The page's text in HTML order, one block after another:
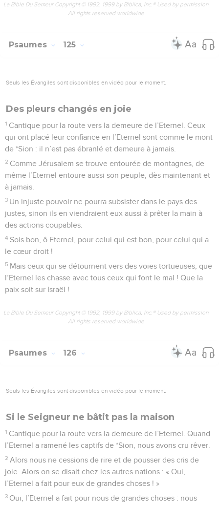
La Bible Du Semeur Copyright © 1992, 1999 by Biblica, Inc.® Used by permission.
All rights reserved worldwide.
Psaumes 125
Seuls les Évangiles sont disponibles en vidéo pour le moment.
Des pleurs changés en joie
1 Cantique pour la route vers la demeure de l’Eternel. Ceux
qui ont placé leur confiance en l’Eternel sont comme le mont
de *Sion : il n’est pas ébranlé et demeure à jamais.
2 Comme Jérusalem se trouve entourée de montagnes, de
même l’Eternel entoure aussi son peuple, dès maintenant et
à jamais.
3 Un injuste pouvoir ne pourra subsister dans le pays des
justes, sinon ils en viendraient eux aussi à prêter la main à
des actions coupables.
4 Sois bon, ô Eternel, pour celui qui est bon, pour celui qui a
le cœur droit !
5 Mais ceux qui se détournent vers des voies tortueuses, que
l’Eternel les chasse avec tous ceux qui font le mal ! Que la
paix soit sur Israël !
La Bible Du Semeur Copyright © 1992, 1999 by Biblica, Inc.® Used by permission.
All rights reserved worldwide.
Psaumes 126
Seuls les Évangiles sont disponibles en vidéo pour le moment.
Si le Seigneur ne bâtit pas la maison
1 Cantique pour la route vers la demeure de l’Eternel. Quand
l’Eternel a ramené les captifs de *Sion, nous avons cru rêver.
2 Alors nous ne cessions de rire et de pousser des cris de
joie. Alors on se disait chez les autres nations : « Oui,
l’Eternel a fait pour eux de grandes choses ! »
3 Oui, l’Eternel a fait pour nous de grandes choses : nous